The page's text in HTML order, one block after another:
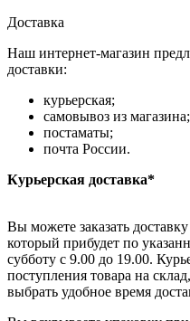
Доставка
Наш интернет-магазин
доставки:
курьерская;
самовывоз из магазина;
постаматы;
почта России.
Курьерская доставка*
Вы можете заказать
который прибудет по
субботу с 9.00 до 19.00.
поступления товара на
выбрать удобное время